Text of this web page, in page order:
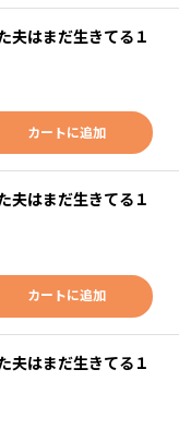
夫はまだ生きてる１
カートに追加
夫はまだ生きてる１
カートに追加
夫はまだ生きてる１